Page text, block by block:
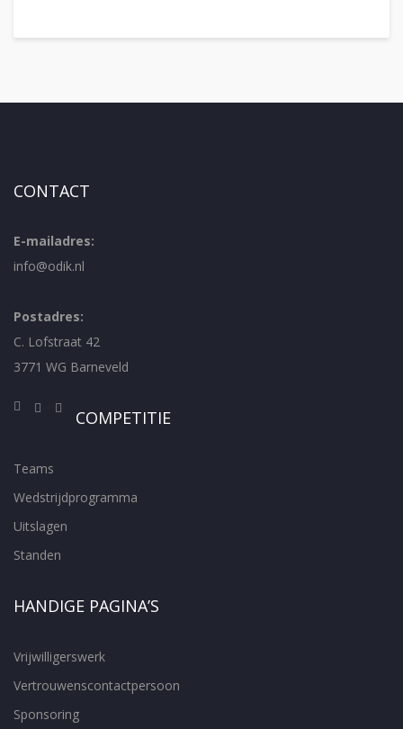
CONTACT
E-mailadres:
info@odik.nl
Postadres:
C. Lofstraat 42
3771 WG Barneveld
COMPETITIE
Teams
Wedstrijdprogramma
Uitslagen
Standen
HANDIGE PAGINA’S
Vrijwilligerswerk
Vertrouwenscontactpersoon
Sponsoring